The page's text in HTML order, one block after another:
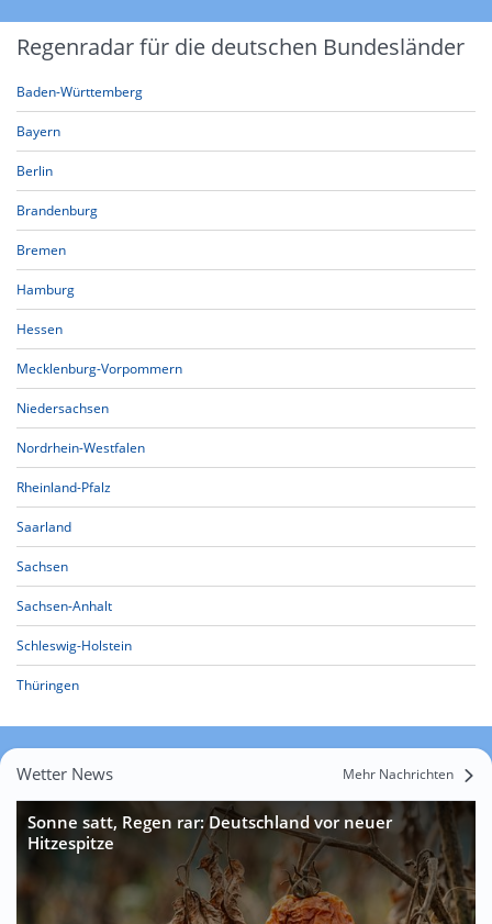
Regenradar für die deutschen Bundesländer
Baden-Württemberg
Bayern
Berlin
Brandenburg
Bremen
Hamburg
Hessen
Mecklenburg-Vorpommern
Niedersachsen
Nordrhein-Westfalen
Rheinland-Pfalz
Saarland
Sachsen
Sachsen-Anhalt
Schleswig-Holstein
Thüringen
Wetter News Mehr Nachrichten
Sonne satt, Regen rar: Deutschland vor neuer
Hitzespitze